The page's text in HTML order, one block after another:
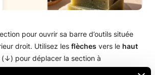
pour ouvrir sa barre d’outils située
droit. Utilisez les flèches vers le haut
(↓) pour déplacer la section à